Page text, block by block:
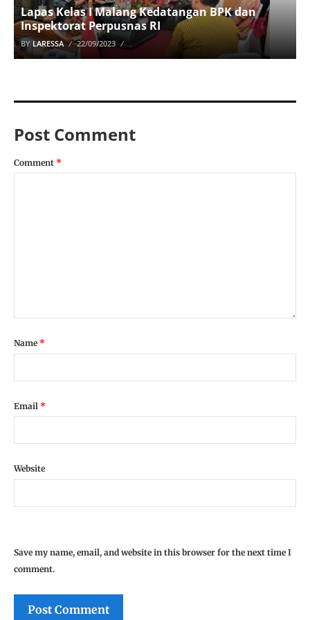
Lapas Kelas I Malang Kedatangan BPK dan
Inspektorat Perpusnas RI
BY LARESSA 22/09/2023
Post Comment
Comment *
Name *
Email *
Website
Save my name, email, and website in this browser for the next time I
comment.